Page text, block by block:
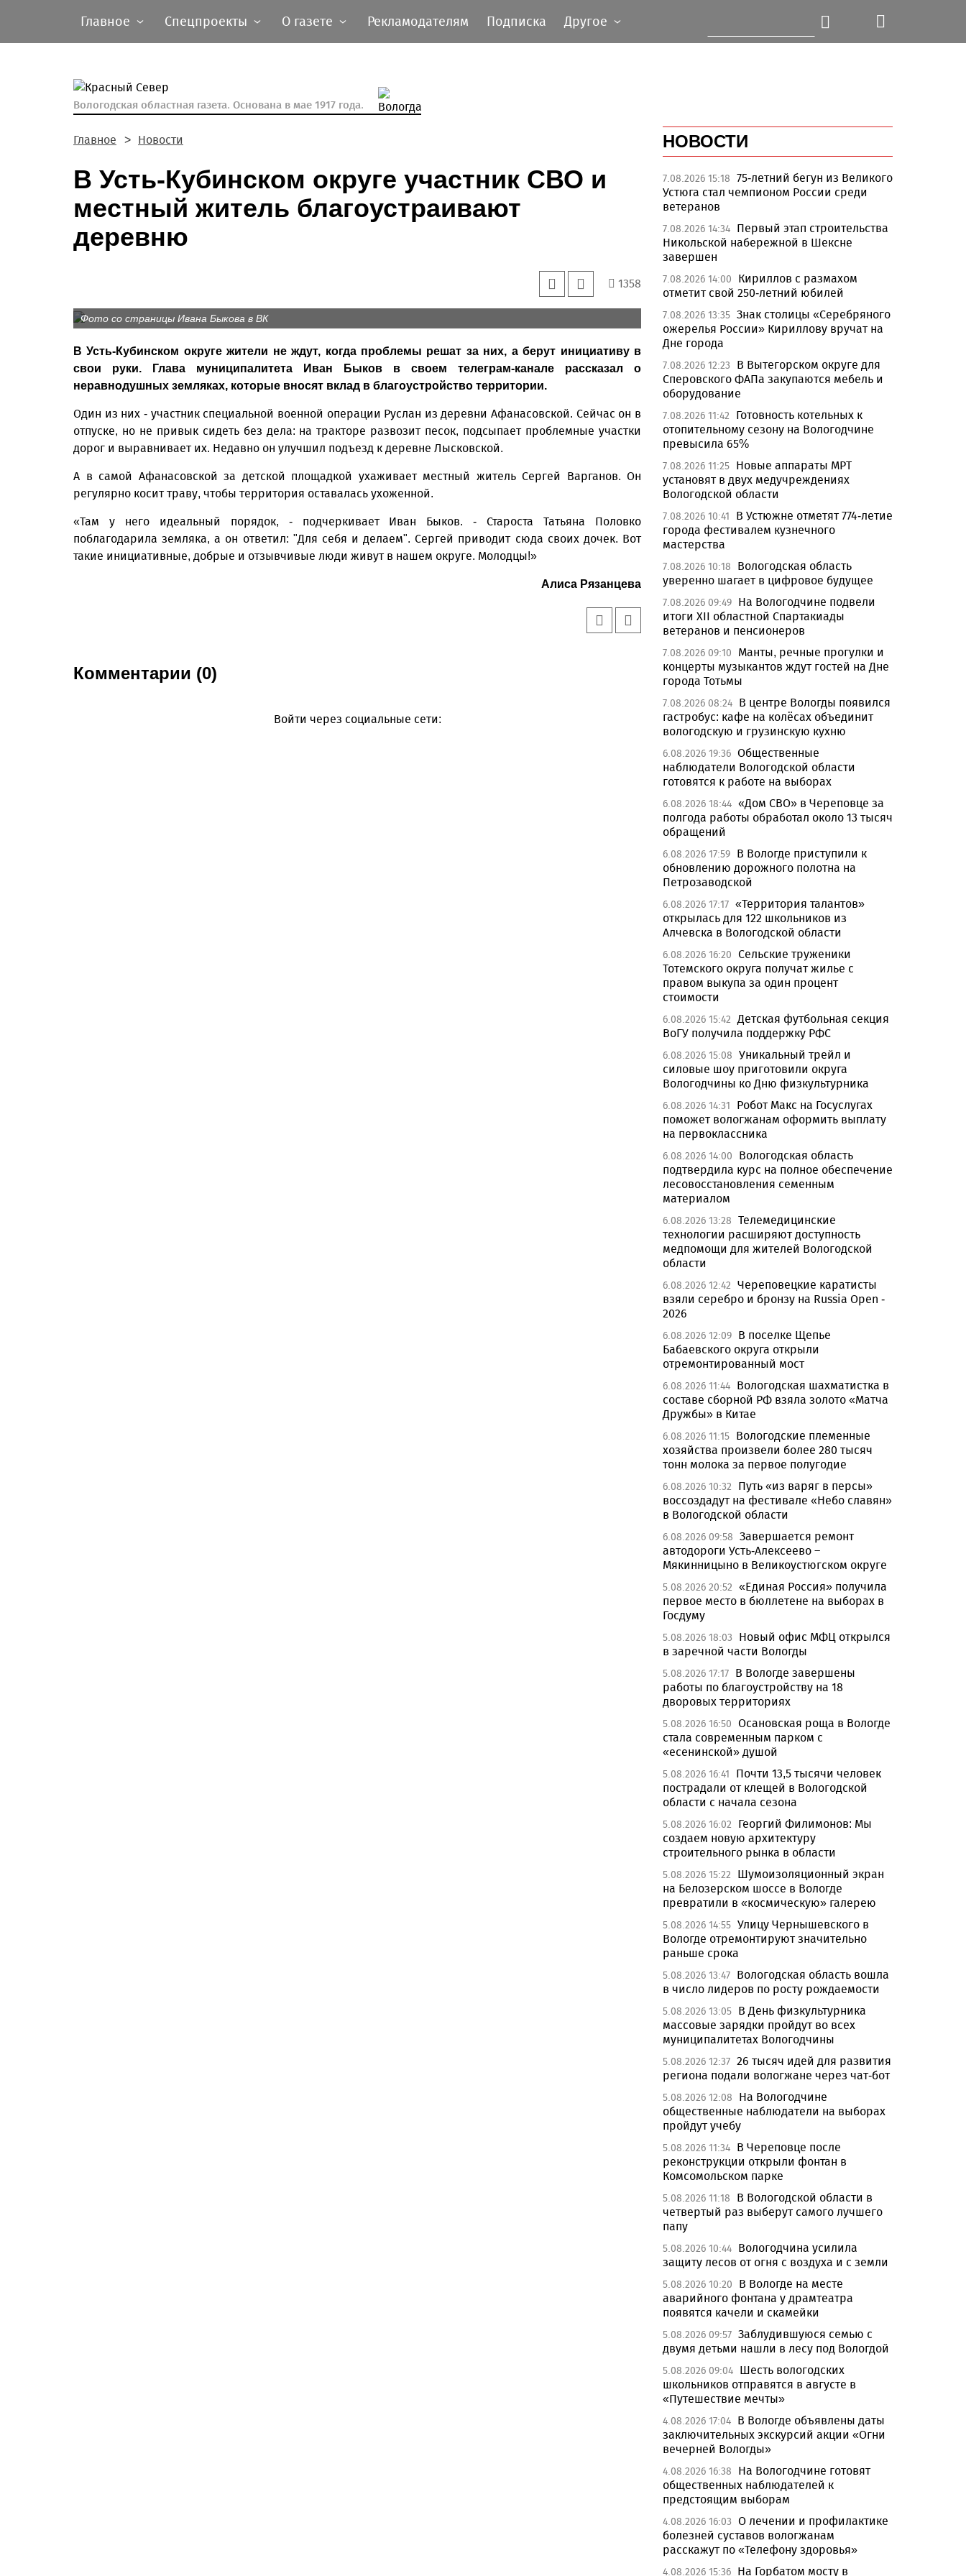
Главное Спецпроекты О газете Рекламодателям Подписка Другое
Вологодская областная газета. Основана в мае 1917 года.
Главное Новости
В Усть-Кубинском округе участник СВО и
местный житель благоустраивают
деревню
1358
Фото со страницы Ивана Быкова в ВК
В Усть-Кубинском округе жители не ждут, когда проблемы решат за них, а берут инициативу в
свои руки. Глава муниципалитета Иван Быков в своем телеграм-канале рассказал о
неравнодушных земляках, которые вносят вклад в благоустройство территории.
Один из них - участник специальной военной операции Руслан из деревни Афанасовской. Сейчас он в
отпуске, но не привык сидеть без дела: на тракторе развозит песок, подсыпает проблемные участки
дорог и выравнивает их. Недавно он улучшил подъезд к деревне Лысковской.
А в самой Афанасовской за детской площадкой ухаживает местный житель Сергей Варганов. Он
регулярно косит траву, чтобы территория оставалась ухоженной.
«Там у него идеальный порядок, - подчеркивает Иван Быков. - Староста Татьяна Половко
поблагодарила земляка, а он ответил: "Для себя и делаем". Сергей приводит сюда своих дочек. Вот
такие инициативные, добрые и отзывчивые люди живут в нашем округе. Молодцы!»
Алиса Рязанцева
Комментарии (0)
Войти через социальные сети:
НОВОСТИ
7.08.2026 15:18 75-летний бегун из Великого
Устюга стал чемпионом России среди
ветеранов
7.08.2026 14:34 Первый этап строительства
Никольской набережной в Шексне
завершен
7.08.2026 14:00
Кириллов с размахом
отметит свой 250-летний юбилей
7.08.2026 13:35 Знак столицы «Серебряного
ожерелья России» Кириллову вручат на
Дне города
7.08.2026 12:23
В Вытегорском округе для
Сперовского ФАПа закупаются мебель и
оборудование
7.08.2026 11:42
Готовность котельных к
отопительному сезону на Вологодчине
превысила 65%
7.08.2026 11:25 Новые аппараты МРТ
установят в двух медучреждениях
Вологодской области
7.08.2026 10:41
В Устюжне отметят 774-летие
города фестивалем кузнечного
мастерства
7.08.2026 10:18
Вологодская область
уверенно шагает в цифровое будущее
7.08.2026 09:49 На Вологодчине подвели
итоги XII областной Спартакиады
ветеранов и пенсионеров
7.08.2026 09:10
Манты, речные прогулки и
концерты музыкантов ждут гостей на Дне
города Тотьмы
7.08.2026 08:24 В центре Вологды появился
гастробус: кафе на колёсах объединит
вологодскую и грузинскую кухню
6.08.2026 19:36 Общественные
наблюдатели Вологодской области
готовятся к работе на выборах
6.08.2026 18:44 «Дом СВО» в Череповце за
полгода работы обработал около 13 тысяч
обращений
6.08.2026 17:59 В Вологде приступили к
обновлению дорожного полотна на
Петрозаводской
6.08.2026 17:17 «Территория талантов»
открылась для 122 школьников из
Алчевска в Вологодской области
6.08.2026 16:20 Сельские труженики
Тотемского округа получат жилье с
правом выкупа за один процент
стоимости
6.08.2026 15:42 Детская футбольная секция
ВоГУ получила поддержку РФС
6.08.2026 15:08 Уникальный трейл и
силовые шоу приготовили округа
Вологодчины ко Дню физкультурника
6.08.2026 14:31
Робот Макс на Госуслугах
поможет вологжанам оформить выплату
на первоклассника
6.08.2026 14:00
Вологодская область
подтвердила курс на полное обеспечение
лесовосстановления семенным
материалом
6.08.2026 13:28 Телемедицинские
технологии расширяют доступность
медпомощи для жителей Вологодской
области
6.08.2026 12:42 Череповецкие каратисты
взяли серебро и бронзу на Russia Open -
2026
6.08.2026 12:09 В поселке Щепье
Бабаевского округа открыли
отремонтированный мост
6.08.2026 11:44 Вологодская шахматистка в
составе сборной РФ взяла золото «Матча
Дружбы» в Китае
6.08.2026 11:15 Вологодские племенные
хозяйства произвели более 280 тысяч
тонн молока за первое полугодие
6.08.2026 10:32
Путь «из варяг в персы»
воссоздадут на фестивале «Небо славян»
в Вологодской области
6.08.2026 09:58 Завершается ремонт
автодороги Усть-Алексеево –
Мякинницыно в Великоустюгском округе
5.08.2026 20:52 «Единая Россия» получила
первое место в бюллетене на выборах в
Госдуму
5.08.2026 18:03
Новый офис МФЦ открылся
в заречной части Вологды
5.08.2026 17:17 В Вологде завершены
работы по благоустройству на 18
дворовых территориях
5.08.2026 16:50 Осановская роща в Вологде
стала современным парком с
«есенинской» душой
5.08.2026 16:41
Почти 13,5 тысячи человек
пострадали от клещей в Вологодской
области с начала сезона
5.08.2026 16:02
Георгий Филимонов: Мы
создаем новую архитектуру
строительного рынка в области
5.08.2026 15:22
Шумоизоляционный экран
на Белозерском шоссе в Вологде
превратили в «космическую» галерею
5.08.2026 14:55 Улицу Чернышевского в
Вологде отремонтируют значительно
раньше срока
5.08.2026 13:47 Вологодская область вошла
в число лидеров по росту рождаемости
5.08.2026 13:05 В День физкультурника
массовые зарядки пройдут во всех
муниципалитетах Вологодчины
5.08.2026 12:37 26 тысяч идей для развития
региона подали вологжане через чат-бот
5.08.2026 12:08
На Вологодчине
общественные наблюдатели на выборах
пройдут учебу
5.08.2026 11:34 В Череповце после
реконструкции открыли фонтан в
Комсомольском парке
5.08.2026 11:18
В Вологодской области в
четвертый раз выберут самого лучшего
папу
5.08.2026 10:44 Вологодчина усилила
защиту лесов от огня с воздуха и с земли
5.08.2026 10:20
В Вологде на месте
аварийного фонтана у драмтеатра
появятся качели и скамейки
5.08.2026 09:57 Заблудившуюся семью с
двумя детьми нашли в лесу под Вологдой
5.08.2026 09:04 Шесть вологодских
школьников отправятся в августе в
«Путешествие мечты»
4.08.2026 17:04 В Вологде объявлены даты
заключительных экскурсий акции «Огни
вечерней Вологды»
4.08.2026 16:38
На Вологодчине готовят
общественных наблюдателей к
предстоящим выборам
4.08.2026 16:03 О лечении и профилактике
болезней суставов вологжанам
расскажут по «Телефону здоровья»
4.08.2026 15:36 На Горбатом мосту в